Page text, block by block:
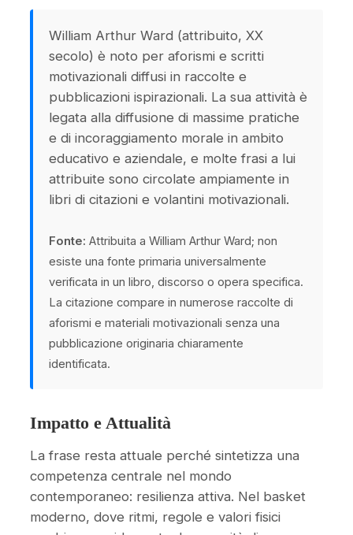
William Arthur Ward (attribuito, XX
secolo) è noto per aforismi e scritti
motivazionali diffusi in raccolte e
pubblicazioni ispirazionali. La sua attività è
legata alla diffusione di massime pratiche
e di incoraggiamento morale in ambito
educativo e aziendale, e molte frasi a lui
attribuite sono circolate ampiamente in
libri di citazioni e volantini motivazionali.
Fonte: Attribuita a William Arthur Ward; non
esiste una fonte primaria universalmente
verificata in un libro, discorso o opera specifica.
La citazione compare in numerose raccolte di
aforismi e materiali motivazionali senza una
pubblicazione originaria chiaramente
identificata.
Impatto e Attualità
La frase resta attuale perché sintetizza una
competenza centrale nel mondo
contemporaneo: resilienza attiva. Nel basket
moderno, dove ritmi, regole e valori fisici